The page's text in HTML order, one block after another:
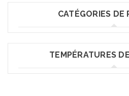
CATÉGORIES DE
TEMPÉRATURES